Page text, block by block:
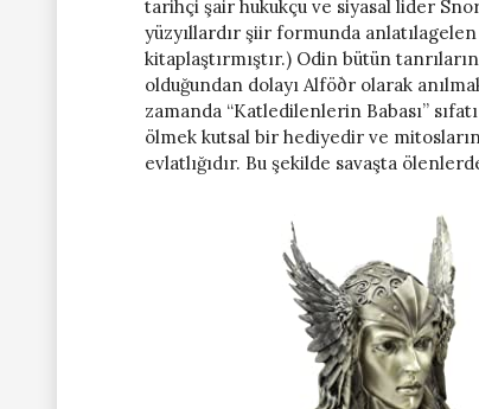
tarihçi şair hukukçu ve siyasal lider
yüzyıllardır şiir formunda
kitaplaştırmıştır.) Odin bütün
olduğundan dolayı Alföðr olarak
zamanda “Katledilenlerin Babası”
ölmek kutsal bir hediyedir ve
evlatlığıdır. Bu şekilde savaşta